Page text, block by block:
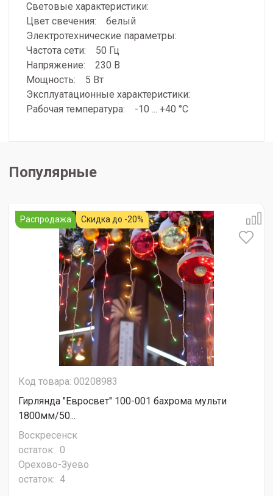
Световые характеристики:
Цвет свечения: белый
Электротехнические параметры:
Частота сети: 50 Гц
Напряжение: 230 В
Мощность: 5 Вт
Эксплуатационные характеристики:
Рабочая температура: -10 ... +40 °C
Популярные
Распродажа Скидка до -20%
Код товара: 00208983
Гирлянда "Евросвет" 100-001 бахрома мульти
1800мм/50...
Воскресенск
остаток: 0
Орехово-Зуево
остаток: 4